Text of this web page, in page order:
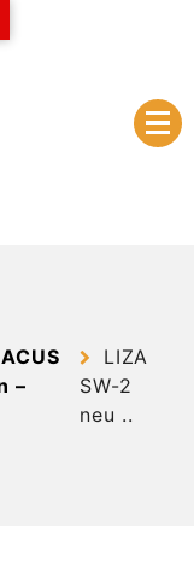
–
LIZA
SW-2
neu ..